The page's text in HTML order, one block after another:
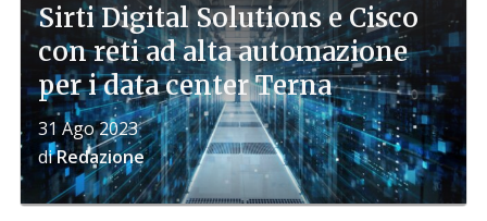
Sirti Digital Solutions e Cisco
con reti ad alta automazione
per i data center Terna
31 Ago 2023
diRedazione